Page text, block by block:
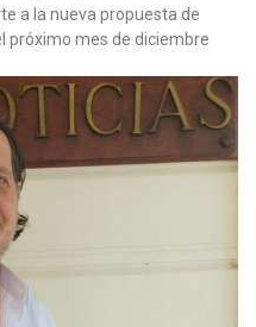
a la nueva propuesta de
próximo mes de diciembre